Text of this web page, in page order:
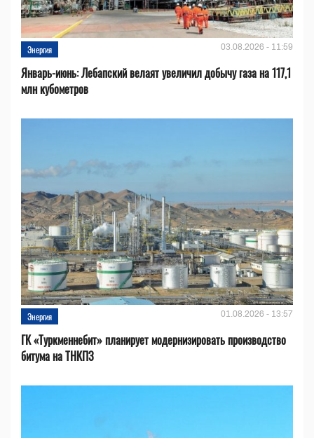
Энергия 03.08.2026 - 11:59
Январь-июнь: Лебапский велаят увеличил добычу газа на 117,1
млн кубометров
Энергия 01.08.2026 - 13:57
ГК «Туркменнебит» планирует модернизировать производство
битума на ТНКПЗ